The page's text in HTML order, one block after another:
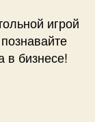
игрой
в бизнесе!